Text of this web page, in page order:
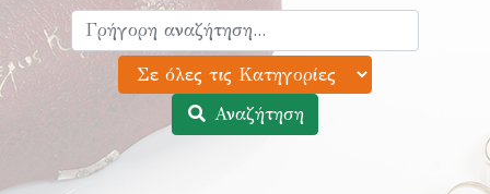
Αναζήτηση